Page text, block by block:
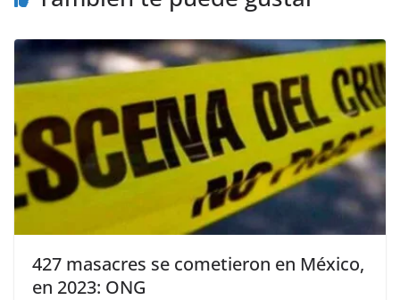
427 masacres se cometieron en México,
en 2023: ONG